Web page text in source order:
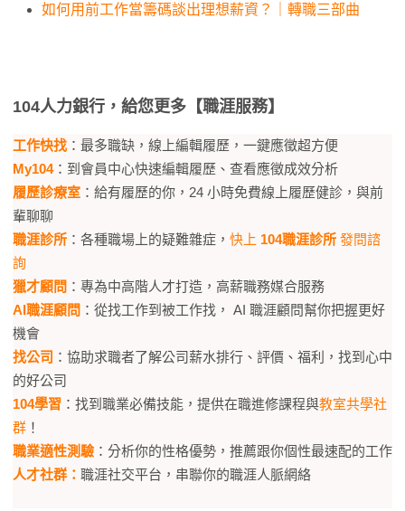
如何用前工作當籌碼談出理想薪資？｜轉職三部曲
104人力銀行，給您更多【職涯服務】
工作快找：最多職缺，線上編輯履歷，一鍵應徵超方便
My104：到會員中心快速編輯履歷、查看應徵成效分析
履歷診療室 ：給有履歷的你，24 小時免費線上履歷健診，與前
輩聊聊
職涯診所 ：各種職場上的疑難雜症， 快上 104職涯診所 發問諮
詢
獵才顧問 ：專為中高階人才打造，高薪職務媒合服務
AI職涯顧問 ：從找工作到被工作找，​ AI 職涯顧問幫你把握更好
機會​
找公司 ：協助求職者了解公司薪水排行、評價、福利，找到心中
的好公司
104學習 ：找到職業必備技能，提供在職進修課程與教室共學社
群 ！
職業適性測驗 ：分析你的性格優勢，推薦跟你個性最速配的工作
人才社群： 職涯社交平台，串聯你的職涯人脈網絡